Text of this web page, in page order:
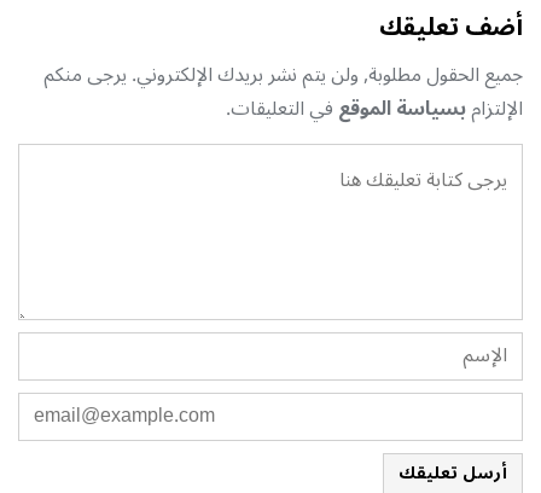
أضف تعليقك
جميع الحقول مطلوبة, ولن يتم نشر بريدك الإلكتروني. يرجى منكم
الإلتزامبسياسة الموقعفي التعليقات.
أرسل تعليقك